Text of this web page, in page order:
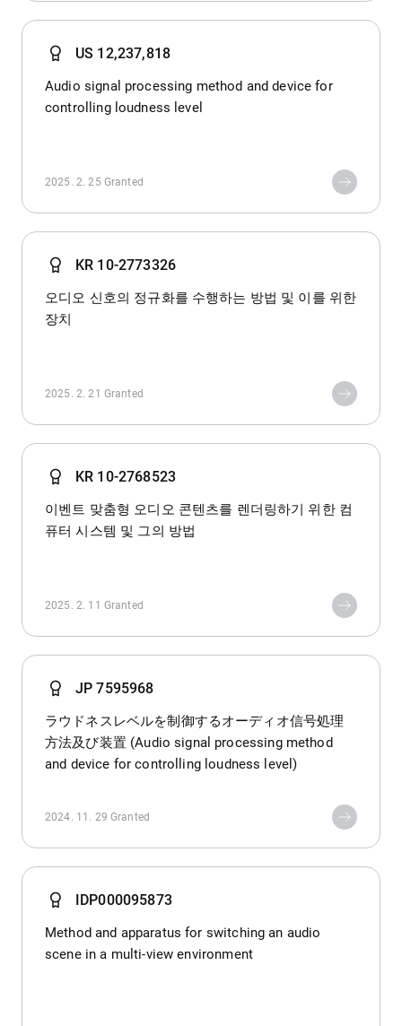
US 12,237,818
Audio signal processing method and device for
controlling loudness level
2025. 2. 25 Granted
KR 10-2773326
오디오 신호의 정규화를 수행하는 방법 및 이를 위한
장치
2025. 2. 21 Granted
KR 10-2768523
이벤트 맞춤형 오디오 콘텐츠를 렌더링하기 위한 컴
퓨터 시스템 및 그의 방법
2025. 2. 11 Granted
JP 7595968
ラウドネスレベルを制御するオーディオ信号処理
方法及び装置 (Audio signal processing method
and device for controlling loudness level)
2024. 11. 29 Granted
IDP000095873
Method and apparatus for switching an audio
scene in a multi-view environment